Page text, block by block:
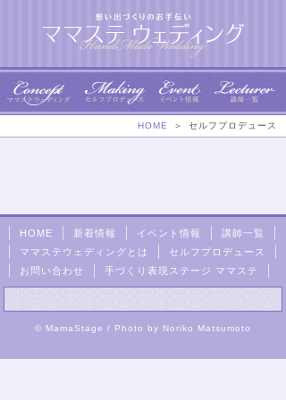
想い出づくりのお手
伝い ママステ ウェ
Wedding
HOME ＞ セルフプロデュース
HOME 新着情報 イベント情報
講師一覧
ママステウェディングとは
セルフプロデュース
お問い合わせ
手づくり表現ステージ ママステ
© MamaStage / Photo by Noriko Matsumoto